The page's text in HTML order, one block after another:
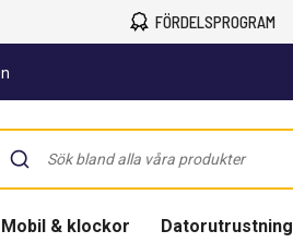
FÖRDELSPROGRAM
Mobil & klockor Datorutrustning